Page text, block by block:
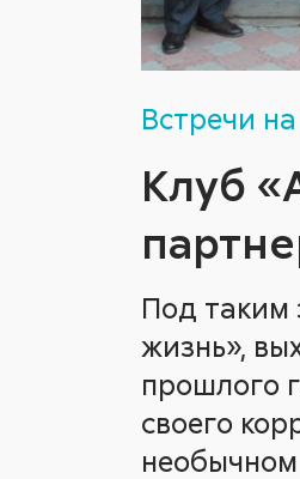
Встречи
Клуб
Под таким
жизнь»,
прошлого
своего